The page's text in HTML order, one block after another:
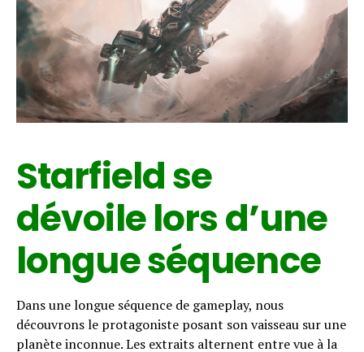
Starfield se
dévoile lors d’une
longue séquence
Dans une longue séquence de gameplay, nous
découvrons le protagoniste posant son vaisseau sur une
planète inconnue. Les extraits alternent entre vue à la